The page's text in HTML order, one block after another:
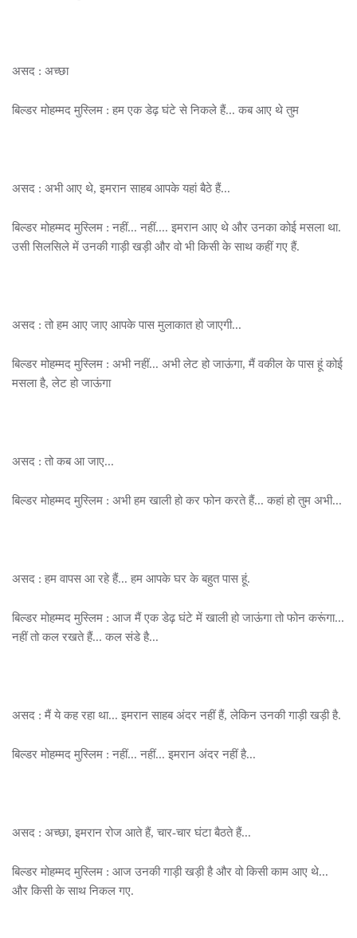
असद : अच्छा
बिल्डर मोहम्मद मुस्लिम : हम एक डेढ़ घंटे से निकले हैं... कब आए थे तुम
असद : अभी आए थे, इमरान साहब आपके यहां बैठे हैं...
बिल्डर मोहम्मद मुस्लिम : नहीं... नहीं.... इमरान आए थे और उनका कोई मसला था.
उसी सिलसिले में उनकी गाड़ी खड़ी और वो भी किसी के साथ कहीं गए हैं.
असद : तो हम आए जाए आपके पास मुलाकात हो जाएगी...
बिल्डर मोहम्मद मुस्लिम : अभी नहीं... अभी लेट हो जाऊंगा, मैं वकील के पास हूं कोई
मसला है, लेट हो जाऊंगा
असद : तो कब आ जाए...
बिल्डर मोहम्मद मुस्लिम : अभी हम खाली हो कर फोन करते हैं... कहां हो तुम अभी...
असद : हम वापस आ रहे हैं... हम आपके घर के बहुत पास हूं.
बिल्डर मोहम्मद मुस्लिम : आज मैं एक डेढ़ घंटे में खाली हो जाऊंगा तो फोन करूंगा...
नहीं तो कल रखते हैं... कल संडे है...
असद : मैं ये कह रहा था... इमरान साहब अंदर नहीं हैं, लेकिन उनकी गाड़ी खड़ी है.
बिल्डर मोहम्मद मुस्लिम : नहीं... नहीं... इमरान अंदर नहीं है...
असद : अच्छा, इमरान रोज आते हैं, चार-चार घंटा बैठते हैं...
बिल्डर मोहम्मद मुस्लिम : आज उनकी गाड़ी खड़ी है और वो किसी काम आए थे...
और किसी के साथ निकल गए.